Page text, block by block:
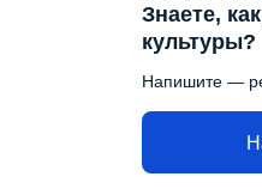
Знаете,
культуры?
Напишите —